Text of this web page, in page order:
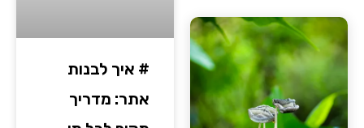
# איך לבנות
אתר: מדריך